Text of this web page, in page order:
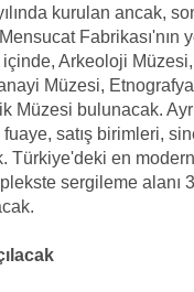
kurulan ancak,
Fabrikası'nın
Arkeoloji
Müzesi,
Müzesi bulunacak.
satış birimleri,
Türkiye'deki en
sergileme alanı